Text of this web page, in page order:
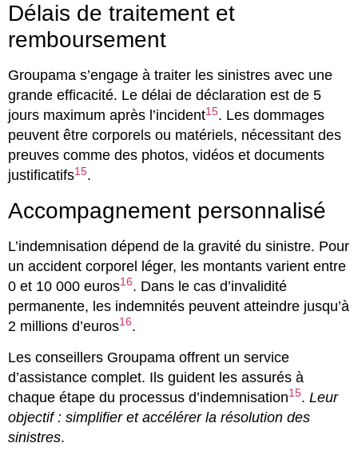
Délais de traitement et
remboursement
Groupama s’engage à traiter les sinistres avec une
grande efficacité. Le délai de déclaration est de 5
jours maximum après l’incident15. Les dommages
peuvent être corporels ou matériels, nécessitant des
preuves comme des photos, vidéos et documents
justificatifs15.
Accompagnement personnalisé
L’indemnisation dépend de la gravité du sinistre. Pour
un accident corporel léger, les montants varient entre
0 et 10 000 euros16. Dans le cas d’invalidité
permanente, les indemnités peuvent atteindre jusqu’à
2 millions d’euros16.
Les conseillers Groupama offrent un service
d’assistance complet. Ils guident les assurés à
chaque étape du processus d’indemnisation15. Leur
objectif : simplifier et accélérer la résolution des
sinistres.